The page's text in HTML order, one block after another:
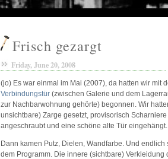
Frisch gezargt
Friday, June 20, 2008
(jo) Es war einmal im Mai (2007), da hatten wir mit
Verbindungstür (zwischen Galerie und dem
zur Nachbarwohnung gehörte) begonnen. Wir
unsichtbare) Zarge gesetzt, provisorisch
angeschraubt und eine schöne alte Tür eingehängt.
Dann kamen Putz, Dielen, Wandfarbe. Und endlich
dem Programm. Die innere (sichtbare) Verkleidung